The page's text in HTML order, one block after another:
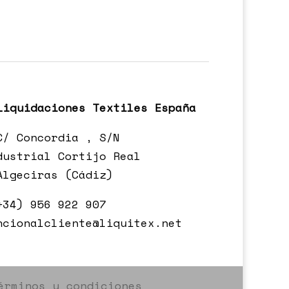
Textiles España
Concordia , S/N
Cortijo Real
(Cádiz)
956 922 907
y condiciones